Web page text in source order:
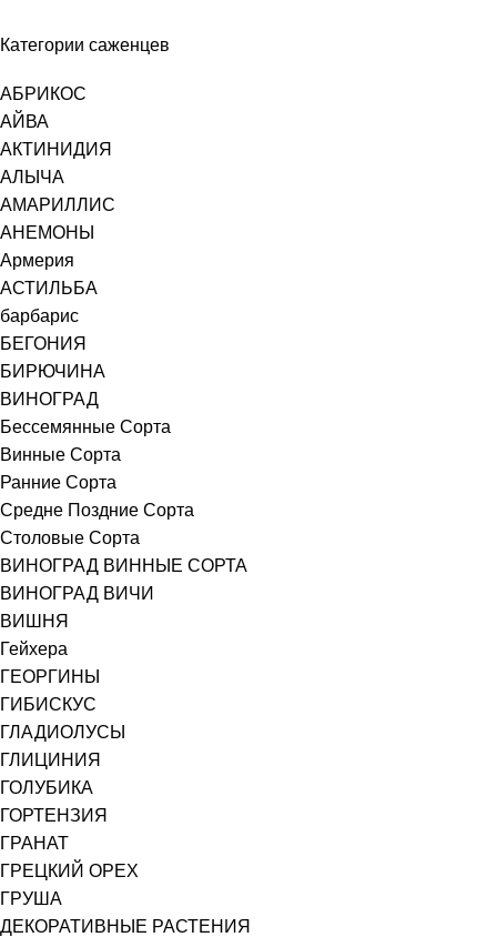
Категории саженцев
АБРИКОС
АЙВА
АКТИНИДИЯ
АЛЫЧА
АМАРИЛЛИС
АНЕМОНЫ
Армерия
АСТИЛЬБА
барбарис
БЕГОНИЯ
БИРЮЧИНА
ВИНОГРАД
Бессемянные Сорта
Винные Сорта
Ранние Сорта
Средне Поздние Сорта
Столовые Сорта
ВИНОГРАД ВИННЫЕ СОРТА
ВИНОГРАД ВИЧИ
ВИШНЯ
Гейхера
ГЕОРГИНЫ
ГИБИСКУС
ГЛАДИОЛУСЫ
ГЛИЦИНИЯ
ГОЛУБИКА
ГОРТЕНЗИЯ
ГРАНАТ
ГРЕЦКИЙ ОРЕХ
ГРУША
ДЕКОРАТИВНЫЕ РАСТЕНИЯ